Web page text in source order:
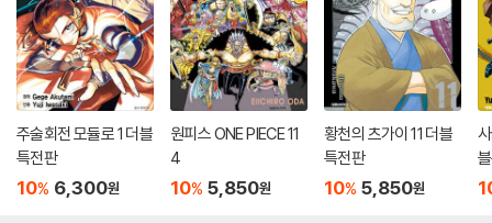
주술회전 모듈로 1 더블
특전판
10% 6,300원
원피스 ONE PIECE 11
4
10% 5,850원
황천의 츠가이 11 더블
특전판
10% 5,850원